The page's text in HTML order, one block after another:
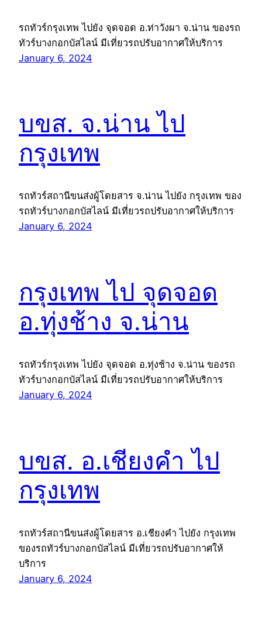
รถทัวร์กรุงเทพ ไปยัง จุดจอด อ.ท่าวังผา จ.น่าน ของรถ
ทัวร์บางกอกบัสไลน์ มีเที่ยวรถปรับอากาศให้บริการ
January 6, 2024
บขส. จ.น่าน ไป
กรุงเทพ
รถทัวร์สถานีขนส่งผู้โดยสาร จ.น่าน ไปยัง กรุงเทพ ของ
รถทัวร์บางกอกบัสไลน์ มีเที่ยวรถปรับอากาศให้บริการ
January 6, 2024
กรุงเทพ ไป จุดจอด
อ.ทุ่งช้าง จ.น่าน
รถทัวร์กรุงเทพ ไปยัง จุดจอด อ.ทุ่งช้าง จ.น่าน ของรถ
ทัวร์บางกอกบัสไลน์ มีเที่ยวรถปรับอากาศให้บริการ
January 6, 2024
บขส. อ.เชียงคำ ไป
กรุงเทพ
รถทัวร์สถานีขนส่งผู้โดยสาร อ.เชียงคำ ไปยัง กรุงเทพ
ของรถทัวร์บางกอกบัสไลน์ มีเที่ยวรถปรับอากาศให้
บริการ
January 6, 2024